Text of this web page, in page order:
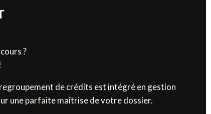
?
de crédits est intégré en gestion
une parfaite maîtrise de votre dossier.